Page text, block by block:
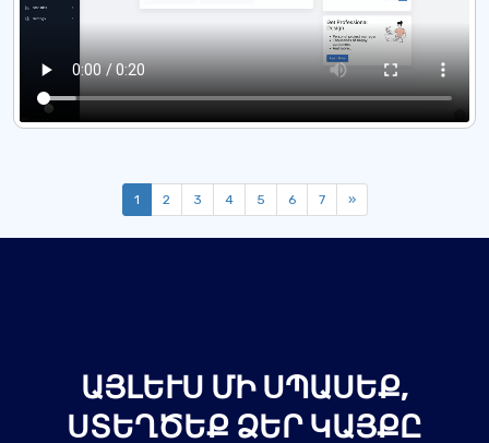
1 2 3 4 5 6 7 »
ԱՅԼԵՒՍ ՄԻ ՍՊԱՍԵՔ, Ս
ՏԵՂԾԵՔ ՁԵՐ ԿԱՅՔԸ Ա